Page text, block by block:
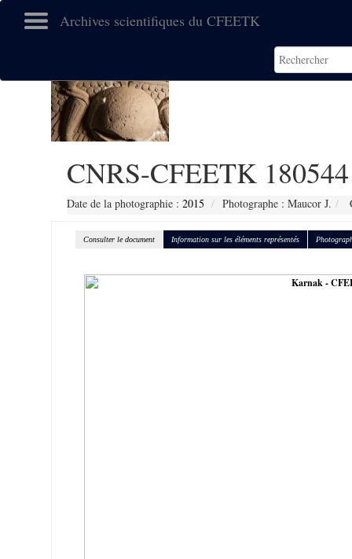
Archives scientifiques du CFEETK
CNRS-CFEETK 180544
Date de la photographie : 2015 Photographe : Maucor J.
Consulter le document Information sur les éléments représentés